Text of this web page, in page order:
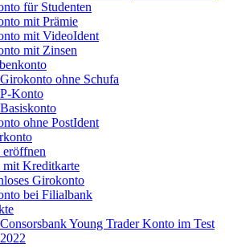
für Studenten
mit Prämie
mit VideoIdent
mit Zinsen
Girokonto ohne Schufa
P-Konto
Basiskonto
ohne PostIdent
Kreditkarte
Girokonto
bei Filialbank
Consorsbank Young Trader Konto im Test
2022